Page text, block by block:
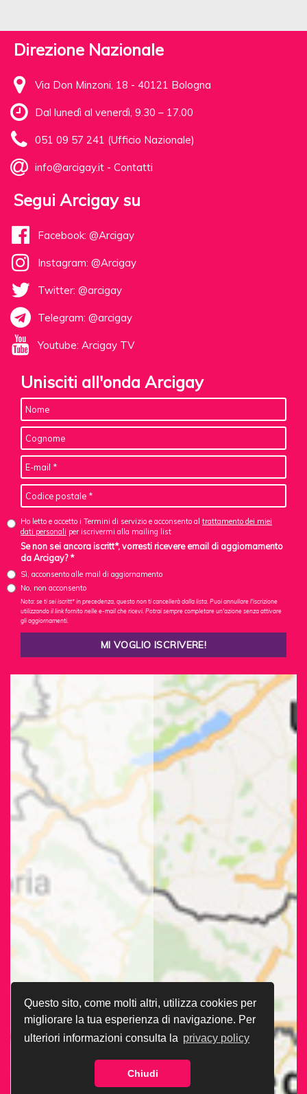
Questo sito, come molti altri, utilizza cookies per
migliorare la tua esperienza di navigazione. Per
ulteriori informazioni consulta la privacy policy
Chiudi
Direzione Nazionale
Via Don Minzoni, 18 - 40121 Bologna
Dal lunedì al venerdì, 9.30 – 17.00
051 09 57 241 (Ufficio Nazionale)
info@arcigay.it - Contatti
Segui Arcigay su
Facebook: @Arcigay
Instagram: @Arcigay
Twitter: @arcigay
Telegram: @arcigay
Youtube: Arcigay TV
Unisciti all'onda Arcigay
Ho letto e accetto i Termini di servizio e acconsento al trattamento dei miei
dati personali per iscrivermi alla mailing list
Se non sei ancora iscritt*, vorresti ricevere email di aggiornamento
da Arcigay? *
Sì, acconsento alle mail di aggiornamento
No, non acconsento
Nota: se ti sei iscritt* in precedenza, questo non ti cancellerà dalla lista. Puoi annullare l'iscrizione
utilizzando il link fornito nelle e-mail che ricevi. Potrai sempre completare un'azione senza attivare
gli aggiornamenti.